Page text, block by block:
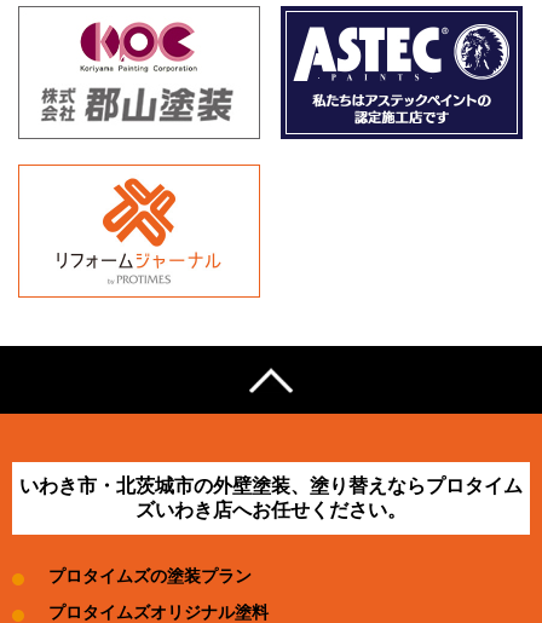
いわき市・北茨城市の外壁塗装、塗り替えならプロタイム
ズいわき店へお任せください。
プロタイムズの塗装プラン
プロタイムズオリジナル塗料